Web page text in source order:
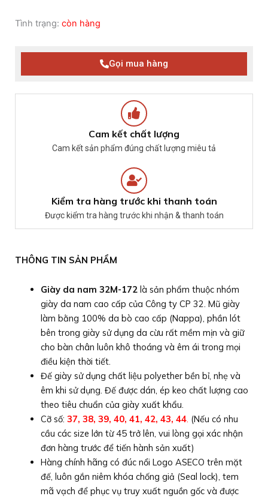
Tình trạng: còn hàng
Gọi mua hàng
Cam kết chất lượng
Cam kết sản phẩm đúng chất lượng miêu tả
Kiểm tra hàng trước khi thanh toán
Được kiểm tra hàng trước khi nhận & thanh toán
THÔNG TIN SẢN PHẨM
Giày da nam 32M-172 là sản phẩm thuộc nhóm
giày da nam cao cấp của Công ty CP 32. Mũ giày
làm bằng 100% da bò cao cấp (Nappa), phần lót
bên trong giày sử dụng da cừu rất mềm mịn và giữ
cho bàn chân luôn khô thoáng và êm ái trong mọi
điều kiện thời tiết.
Đế giày sử dụng chất liệu polyether bền bỉ, nhẹ và
êm khi sử dụng. Đế được dán, ép keo chất lượng cao
theo tiêu chuẩn của giày xuất khẩu.
Cỡ số:37, 38, 39, 40, 41, 42, 43, 44. (Nếu có nhu
cầu các size lớn từ 45 trở lên, vui lòng gọi xác nhận
đơn hàng trước để tiến hành sản xuất)
Hàng chính hãng có đúc nổi Logo ASECO trên mặt
đế, luôn gắn niêm khóa chống giả (Seal lock), tem
mã vạch để phục vụ truy xuất nguồn gốc và được